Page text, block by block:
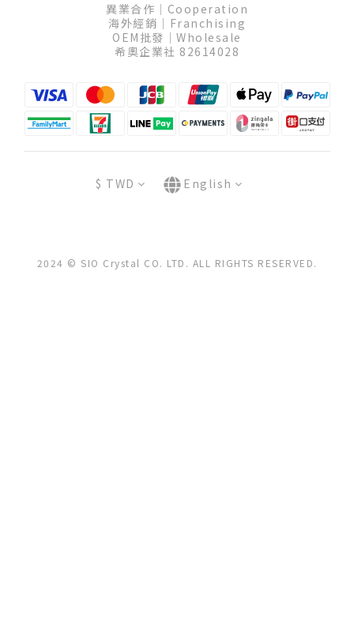
異業合作│Cooperation
海外經銷│Franchising
OEM批發│Wholesale
希奧企業社 82614028
$ TWD English
2024 © SIO Crystal CO. LTD. ALL RIGHTS RESERVED.